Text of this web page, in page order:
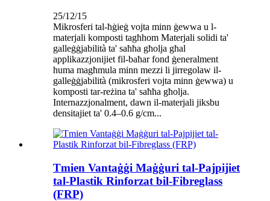
25/12/15
Mikrosferi tal-ħġieġ vojta minn ġewwa u l-
materjali komposti tagħhom Materjali solidi ta'
galleġġjabilità ta' saħħa għolja għal
applikazzjonijiet fil-baħar fond ġeneralment
huma magħmula minn mezzi li jirregolaw il-
galleġġjabilità (mikrosferi vojta minn ġewwa) u
komposti tar-reżina ta' saħħa għolja.
Internazzjonalment, dawn il-materjali jiksbu
densitajiet ta' 0.4–0.6 g/cm...
Tmien Vantaġġi Maġġuri tal-Pajpijiet
tal-Plastik Rinforzat bil-Fibreglass
(FRP)